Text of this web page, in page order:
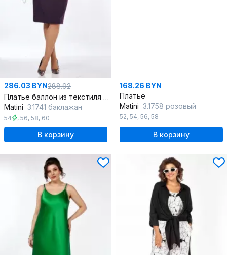
286.03 BYN288.92
Платье баллон из текстиля с декоративными люверсами
Matini 3.1741 баклажан
54 , 56, 58, 60
В корзину
168.26 BYN
Платье
Matini 3.1758 розовый
52, 54, 56, 58
В корзину